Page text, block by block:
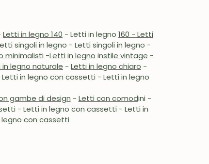
Letti in legno 140 - Letti in legno 160 - Letti
singoli in legno - Letti singoli in legno -
minimalisti -Letti in legno instile vintage -
legno naturale - Letti in legno chiaro -
in legno con cassetti - Letti in legno
gambe di design - Letti con comodini -
- Letti in legno con cassetti - Letti in
con cassetti